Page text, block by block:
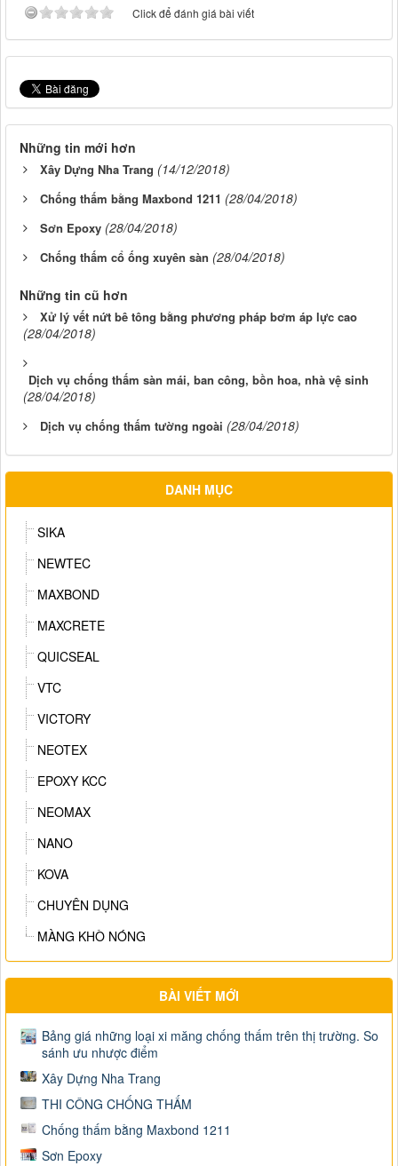
Click để đánh giá bài viết
Những tin mới hơn
Xây Dựng Nha Trang (14/12/2018)
Chống thấm bằng Maxbond 1211 (28/04/2018)
Sơn Epoxy (28/04/2018)
Chống thấm cổ ống xuyên sàn (28/04/2018)
Những tin cũ hơn
Xử lý vết nứt bê tông bằng phương pháp bơm áp lực cao
(28/04/2018)
Dịch vụ chống thấm sàn mái, ban công, bồn hoa, nhà vệ sinh
(28/04/2018)
Dịch vụ chống thấm tường ngoài (28/04/2018)
DANH MỤC
SIKA
NEWTEC
MAXBOND
MAXCRETE
QUICSEAL
VTC
VICTORY
NEOTEX
EPOXY KCC
NEOMAX
NANO
KOVA
CHUYÊN DỤNG
MÀNG KHÒ NÓNG
BÀI VIẾT MỚI
Bảng giá những loại xi măng chống thấm trên thị trường. So
sánh ưu nhược điểm
Xây Dựng Nha Trang
THI CÔNG CHỐNG THẤM
Chống thấm bằng Maxbond 1211
Sơn Epoxy